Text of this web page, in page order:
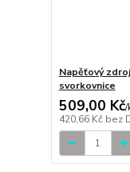
Napěťový
svorkovnice
509,00 Kč/
420,66 Kč bez